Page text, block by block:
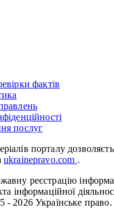
фактів
послуг
порталу
ukrainepravo.com .
реєстрацію
інформаційної
- 2026 Українське право.